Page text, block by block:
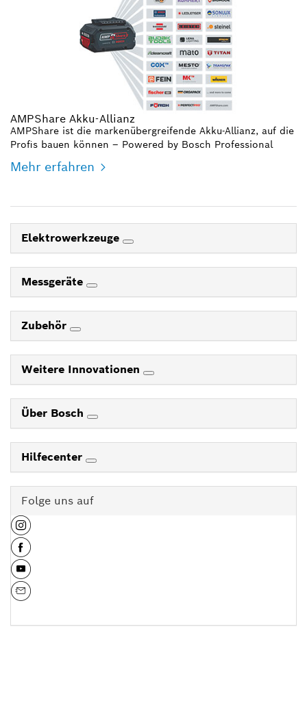
AMPShare Akku-Allianz
AMPShare ist die markenübergreifende Akku-Allianz, auf die
Profis bauen können – Powered by Bosch Professional
Mehr erfahren
Elektrowerkzeuge
Messgeräte
Zubehör
Weitere Innovationen
Über Bosch
Hilfecenter
Folge uns auf